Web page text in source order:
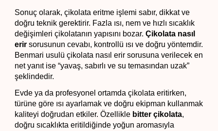
Sonuç olarak, çikolata eritme işlemi sabır, dikkat ve
doğru teknik gerektirir. Fazla ısı, nem ve hızlı sıcaklık
değişimleri çikolatanın yapısını bozar. Çikolata nasıl
erir sorusunun cevabı, kontrollü ısı ve doğru yöntemdir.
Benmari usulü çikolata nasıl erir sorusuna verilecek en
net yanıt ise “yavaş, sabırlı ve su temasından uzak”
şeklindedir.
Evde ya da profesyonel ortamda çikolata eritirken,
türüne göre ısı ayarlamak ve doğru ekipman kullanmak
kaliteyi doğrudan etkiler. Özellikle bitter çikolata,
doğru sıcaklıkta eritildiğinde yoğun aromasıyla